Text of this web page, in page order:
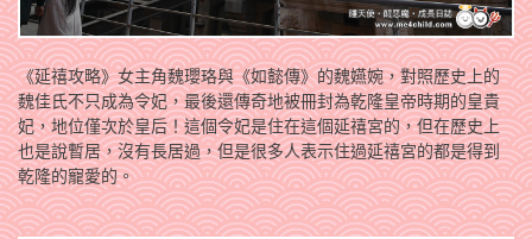
《延禧攻略》女主角魏瓔珞與《如懿傳》的魏嬿婉，對照歷史上的
魏佳氏不只成為令妃，最後還傳奇地被冊封為乾隆皇帝時期的皇貴
妃，地位僅次於皇后！這個令妃是住在這個延禧宮的，但在歷史上
也是說暫居，沒有長居過，但是很多人表示住過延禧宮的都是得到
乾隆的寵愛的。